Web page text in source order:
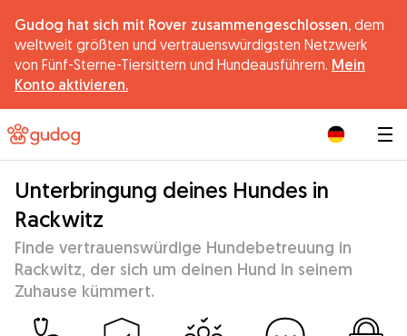
Gudog hat sich mit Rover zusammengeschlossen, dem
weltweit größten und vertrauenswürdigsten Netzwerk
von Fünf-Sterne-Tiersittern und Hundeausführern. Mein
Konto aktivieren.
Unterbringung deines Hundes in
Rackwitz
Finde vertrauenswürdige Hundebetreuung in
Rackwitz, der sich um deinen Hund in seinem
Zuhause kümmert.